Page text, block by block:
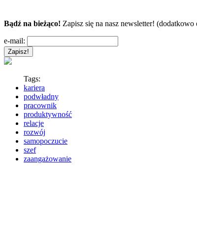
Bądź na bieżąco! Zapisz się na nasz newsletter!
e-mail:
Tags:
kariera
podwładny
pracownik
produktywność
relacje
rozwój
samopoczucie
szef
zaangażowanie